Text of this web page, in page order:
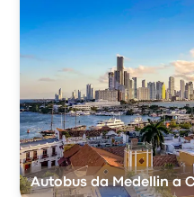
Autobus da Medellin a